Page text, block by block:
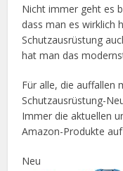
Nicht immer geht es
dass man es wirklich
Schutzausrüstung
hat man das
Für alle, die auffallen
Schutzausrüstung-
Immer die aktuellen
Amazon-Produkte
Neu